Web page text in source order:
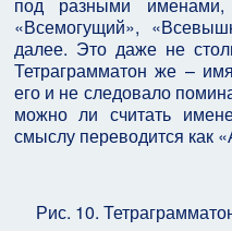
«Всемогущий»,
далее. Это даже не
Тетраграмматон же –
его и не следовало
можно ли считать
смыслу переводится как
Рис. 10.